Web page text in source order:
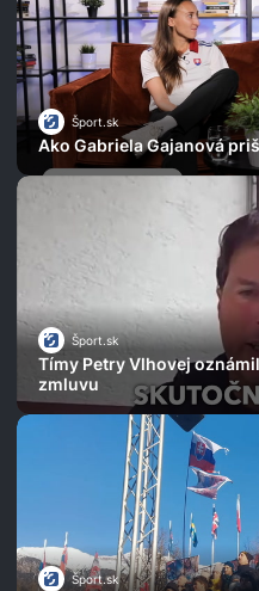
Šport.sk
Ako Gabriela Gajanová
Šport.sk
Tímy Petry Vlhovej
zmluvu
Šport.sk